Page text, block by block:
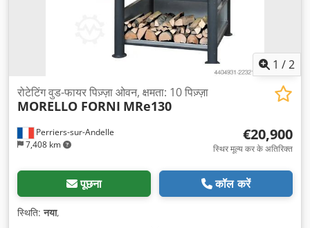
1 /2
Perriers-sur-Andelle
7,408 km
रोटेटिंग वुड-फायर पिज़्ज़ा ओवन, क्षमता: 10 पिज़्ज़ा
MORELLO FORNI MRe130
€20,900
स्थिर मूल्य कर के अतिरिक्त
पूछना कॉल करें
स्थिति:नया,